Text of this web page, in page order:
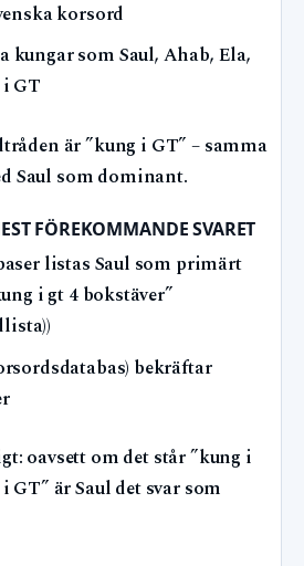
korsord
kungar som Saul, Ahab, Ela,
GT
är ”kung i GT” – samma
Saul som dominant.
FÖREKOMMANDE SVARET
listas Saul som primärt
i gt 4 bokstäver”
bekräftar
oavsett om det står ”kung i
GT” är Saul det svar som